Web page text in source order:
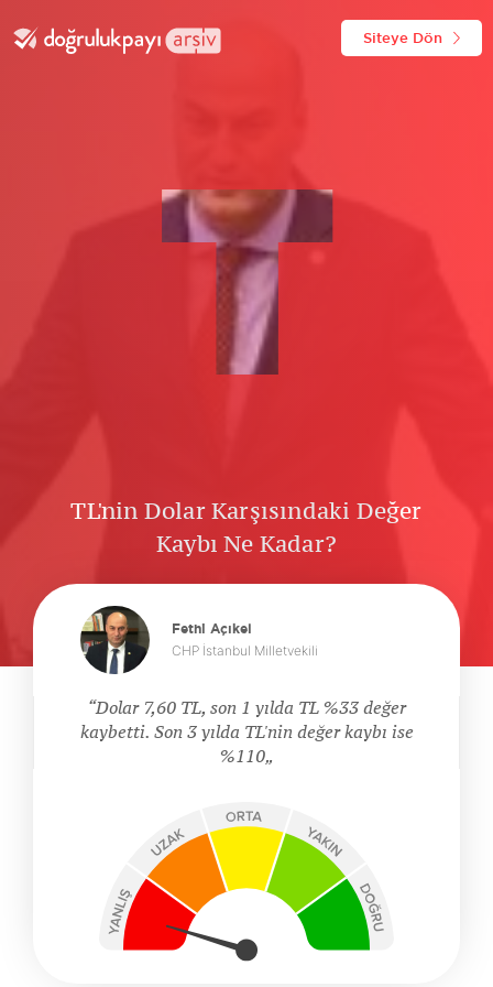
Siteye Dön
T
TL'nin Dolar Karşısındaki Değer
Kaybı Ne Kadar?
Fethi Açıkel
CHP İstanbul Milletvekili
Dolar 7,60 TL, son 1 yılda TL %33 değer
kaybetti. Son 3 yılda TL'nin değer kaybı ise
%110